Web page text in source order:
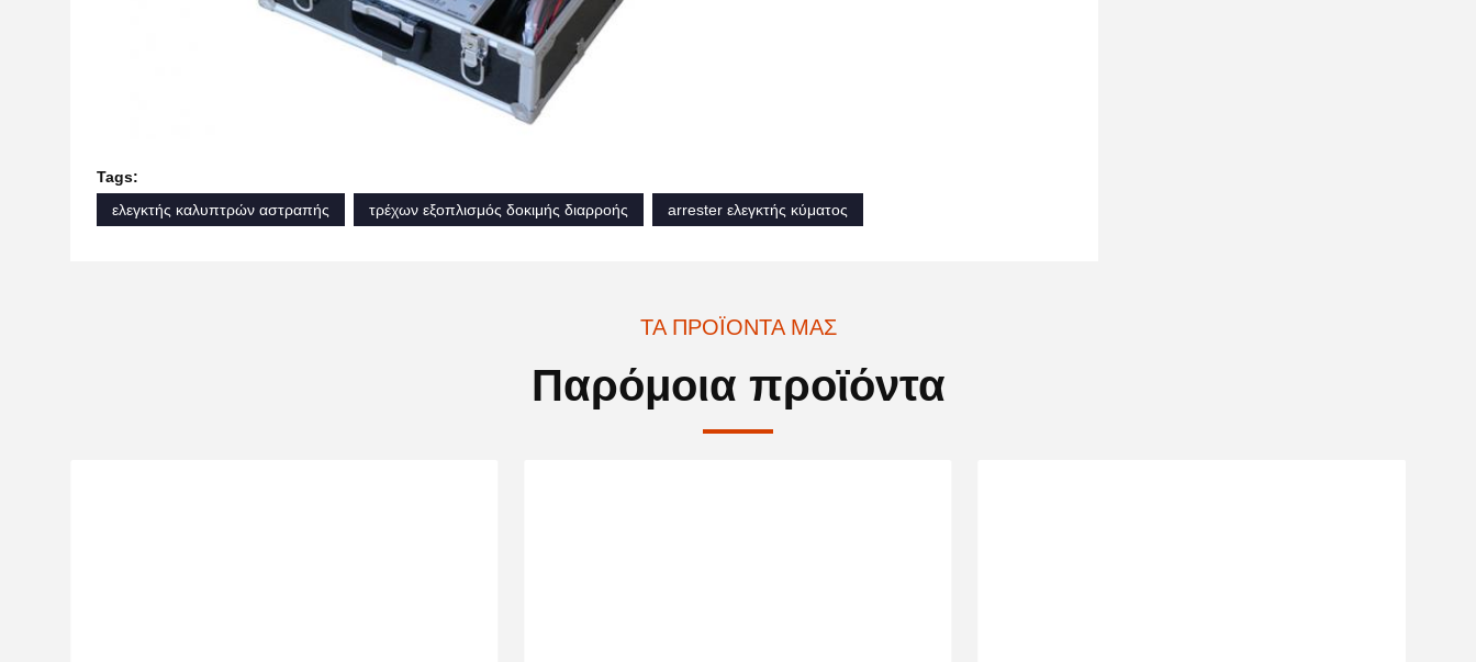
Tags:
ελεγκτής καλυπτρών αστραπής
τρέχων εξοπλισμός δοκιμής διαρροής arrester ελεγκτής κύματος
ΤΑ ΠΡΟΪΌΝΤΑ ΜΑΣ
Παρόμοια προϊόντα